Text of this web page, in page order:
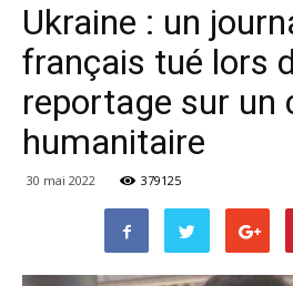
Ukraine : un
français tué lors
reportage sur un
humanitaire
30 mai 2022 379125